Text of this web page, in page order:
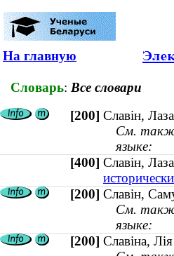
На главную
Словарь: Все словари
[200] Славін,
См.
языке:
[400] Славін,
[200] Славін,
См.
языке:
[200] Славіна,